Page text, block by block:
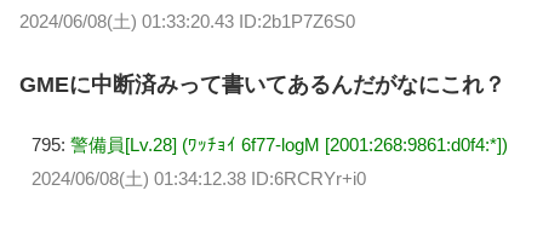
2024/06/08(土) 01:33:20.43 ID:2b1P7Z6S0
GMEに中断済みって書いてあるんだがなにこれ？
795: 警備員[Lv.28] (ﾜｯﾁｮｲ 6f77-logM [2001:268:9861:d0f4:*])
2024/06/08(土) 01:34:12.38 ID:6RCRYr+i0